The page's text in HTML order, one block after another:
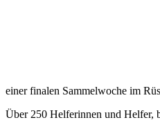
einer finalen Sammelwoche im
Über 250 Helferinnen und Helfer,